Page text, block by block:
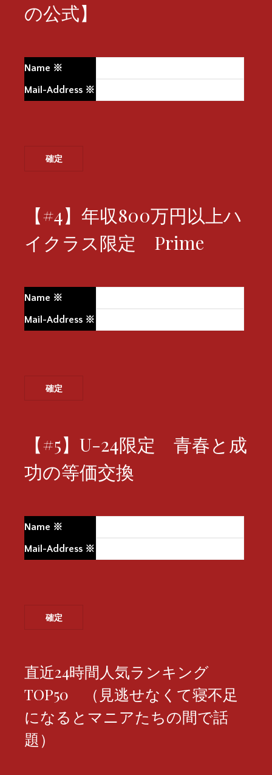
の公式】
Name ※
Mail-Address ※
【#4】年収800万円以上ハ
イクラス限定 Prime
Name ※
Mail-Address ※
【#5】U-24限定 青春と成
功の等価交換
Name ※
Mail-Address ※
直近24時間人気ランキング
TOP50 （見逃せなくて寝不足
になるとマニアたちの間で話
題）